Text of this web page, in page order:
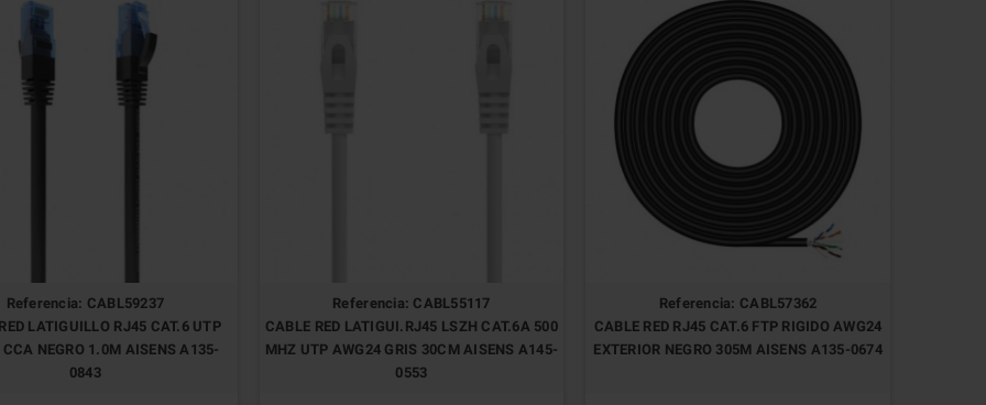
Referencia: CABL59237
LATIGUILLO RJ45 CAT.6 UTP
CCA NEGRO 1.0M AISENS A135-
0843
Referencia: CABL55117
CABLE RED LATIGUI.RJ45 LSZH CAT.6A 500
MHZ UTP AWG24 GRIS 30CM AISENS A145-
0553
Referencia: CABL57362
CABLE RED RJ45 CAT.6 FTP RIGIDO AWG24
EXTERIOR NEGRO 305M AISENS A135-0674